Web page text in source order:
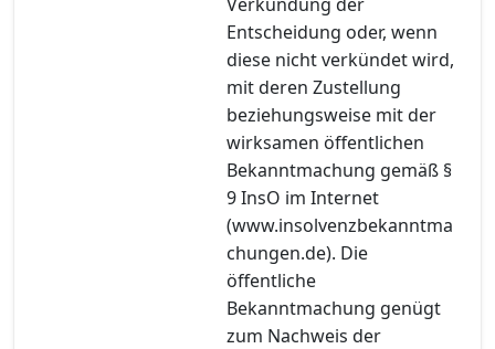
Entscheidung oder, wenn
diese nicht verkündet wird,
mit deren Zustellung
beziehungsweise mit der
wirksamen öffentlichen
Bekanntmachung gemäß §
9 InsO im Internet
(www.insolvenzbekanntma
chungen.de). Die
öffentliche
Bekanntmachung genügt
zum Nachweis der